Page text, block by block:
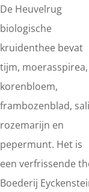
De Heuvelrug
biologische
kruidenthee bevat
tijm, moerasspirea,
korenbloem,
frambozenblad,
rozemarijn en
pepermunt. Het is
een verfrissende
Boederij